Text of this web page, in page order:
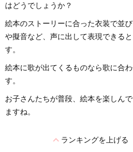
はどうでしょうか？
絵本のストーリーに合った衣装で並
や擬音など、声に出して表現できる
す。
絵本に歌が出てくるものなら歌に合
す。
お子さんたちが普段、絵本を楽しん
ますね。
expand_lessランキングを上げる